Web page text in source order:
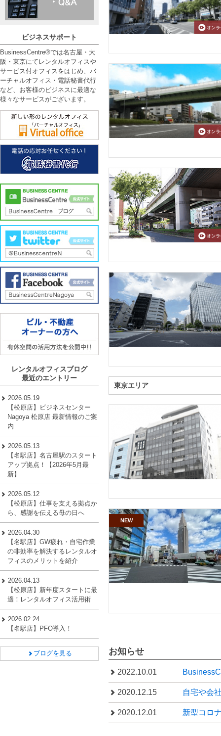
東京エリア
NEW
お知らせ
2022.10.01
2020.12.15 自宅や会
2020.12.01 新型コロ
ビジネスサポート
BusinessCentre®では名古屋・大
阪・東京にてレンタルオフィスや
サービス付オフィスをはじめ、バ
ーチャルオフィス・電話秘書代行
など、お客様のビジネスに最適な
様々なサービスがございます。
レンタルオフィスブログ
最近のエントリー
2026.05.19
【松原店】ビジネスセンター
Nagoya 松原店 最新情報のご案
内
2026.05.13
【名駅店】名古屋駅のスタート
アップ拠点！【2026年5月最
新】
2026.05.12
【松原店】仕事を支える拠点か
ら、感謝を伝える母の日へ
2026.04.30
【名駅店】GW疲れ・自宅作業
の非効率を解決するレンタルオ
フィスのメリットを紹介
2026.04.13
【松原店】新年度スタートに最
適！レンタルオフィス活用術
2026.02.24
【名駅店】PFO導入！
ブログを見る